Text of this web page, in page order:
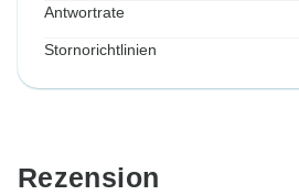
Antwortrate
Stornorichtlinien
Rezension